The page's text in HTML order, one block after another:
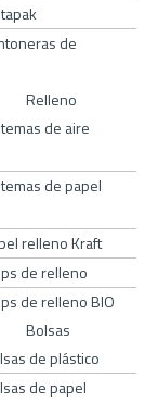
de
Relleno
de aire
de papel
relleno Kraft
de relleno
de relleno BIO
Bolsas
de plástico
de papel